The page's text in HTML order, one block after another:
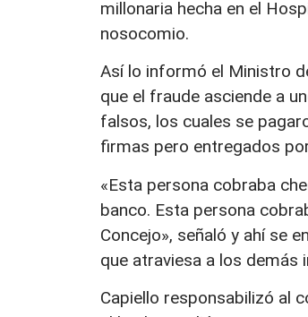
millonaria hecha en el
nosocomio.
Así lo informó el Ministro
que el fraude asciende a
falsos, los cuales se
firmas pero entregados
«Esta persona cobraba
banco. Esta persona
Concejo», señaló y ahí se
que atraviesa a los
Capiello responsabilizó al